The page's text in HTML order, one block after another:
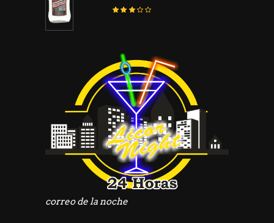
correo de la noche